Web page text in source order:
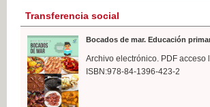
Transferencia social
Bocados de mar. Educación
Archivo electrónico. PDF acceso
ISBN:978-84-1396-423-2